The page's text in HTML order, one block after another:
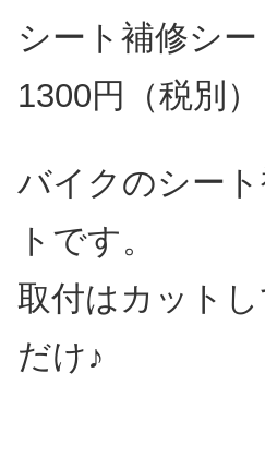
シート補修シー
1300円（税別）
バイクのシー
トです。
取付はカット
だけ♪